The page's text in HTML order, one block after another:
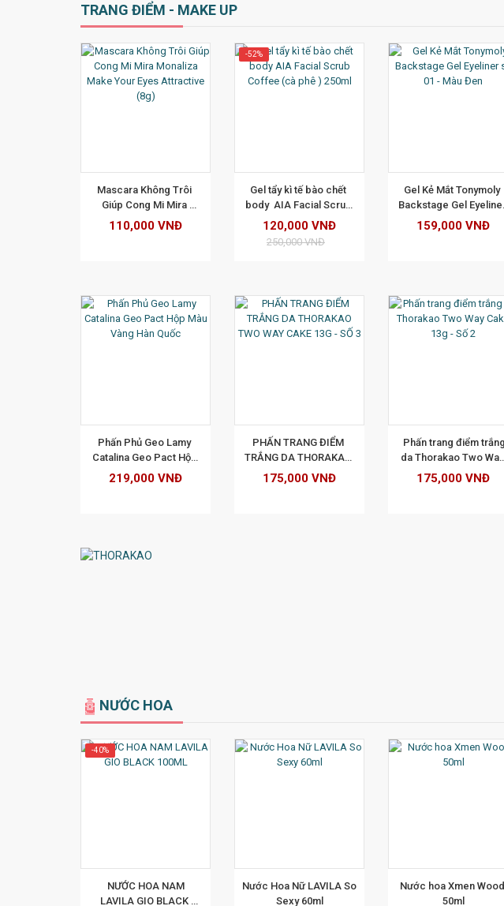
TRANG ĐIỂM - MAKE UP
Mascara Không Trôi
Giúp Cong Mi Mira
Monaliza Make Your
Eyes Attractive (8g)
110,000 VNĐ
-52%
Gel tẩy kì tế bào chết
body  AIA Facial Scrub
Coffee (cà phê ) 250ml
120,000 VNĐ
250,000 VNĐ
Gel Kẻ Mắt Tonymoly
Backstage Gel
số 01 - Màu Đen
159,000 VNĐ
Phấn Phủ Geo Lamy
Catalina Geo Pact Hộp
Màu Vàng Hàn Quốc
219,000 VNĐ
PHẤN TRANG ĐIỂM
TRẮNG DA THORAKAO
TWO WAY CAKE 13G -
175,000 VNĐ
  Phấn trang điểm trắng
da Thorakao Two Way
Cake 13g - Số 2
175,000 VNĐ
NƯỚC HOA
-40%
NƯỚC HOA NAM
LAVILA GIO BLACK
Nước Hoa Nữ LAVILA So
Sexy 60ml
Nước hoa Xmen Wood
50ml